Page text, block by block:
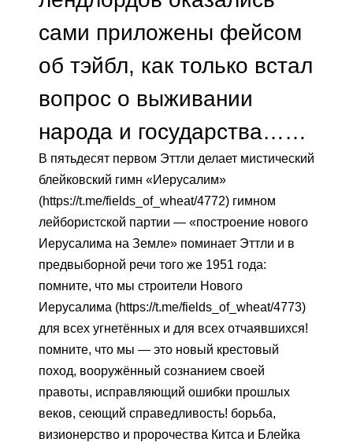
сами приложены фейсом
об тэйбл, как только встал
вопрос о выживании
народа и государства……
В пятьдесят первом Эттли делает мистический
блейковский гимн «Иерусалим»
(https://t.me/fields_of_wheat/4772) гимном
лейбористской партии — «построение нового
Иерусалима на Земле» поминает Эттли и в
предвыборной речи того же 1951 года:
помните, что мы строители Нового
Иерусалима (https://t.me/fields_of_wheat/4773)
для всех угнетённых и для всех отчаявшихся!
помните, что мы — это новый крестовый
поход, вооружённый сознанием своей
правоты, исправляющий ошибки прошлых
веков, сеющий справедливость! борьба,
визионерство и пророчества Китса и Блейка